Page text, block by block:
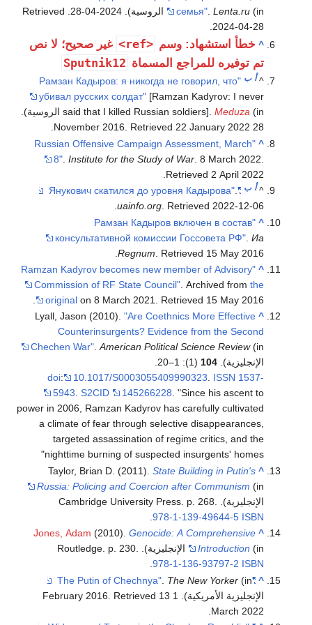
семья" .Lenta.ru (in الروسية). 2024-04-28
2024-04-28
^ خطأ استشهاد: وسم <ref>
غير صحيح؛ لا نص
تم توفيره للمراجع المسماة Sputnik12
^أ ب
"Рамзан Кадыров: я никогда не говорил, что
убивал русских солдат" [Ramzan Kadyrov: I never
said that I killed Russian soldiers].Meduza
(in الروسية).
28 November 2016
. Retrieved22 January 2022
.
^
"Russian Offensive Campaign Assessment, March
8" .Institute for the Study of War . 8 March 2022
Retrieved 2 April 2022
^أ ب "Янукович скатился до уровня Кадырова"
.
uainfo.org . Retrieved 2022-12-06
.
^
"Рамзан Кадыров включен в состав
консультативной комиссии Госсовета РФ" .Иа
Regnum . Retrieved 15 May 2016
.
^
"Ramzan Kadyrov becomes new member of Advisory
Commission of RF State Council" . Archived fromthe
original on 8 March 2021 . Retrieved 15 May 2016
^
Lyall, Jason (2010)."Are Coethnics More Effective
Counterinsurgents? Evidence from the Second
Chechen War".American Political Science Review(in
الإنجليزية). 104
(1): 1–20.
doi: 10.1017/S0003055409990323. ISSN 1537-
5943.S2CID 145266228. Since his ascent to
power in 2006, Ramzan Kadyrov has carefully cultivated
a climate of fear through selective disappearances,
targeted assassination of regime critics, and the
nighttime burning of suspected insurgents' homes
^
Taylor, Brian D. (2011).State Building in Putin's
Russia: Policing and Coercion after Communism (in
الإنجليزية). Cambridge University Press. p. 268.
ISBN
978-1-139-49644-5
.
^
Jones, Adam (2010).Genocide: A Comprehensive
Introduction (in الإنجليزية). Routledge. p. 230.
ISBN
978-1-136-93797-2
.
^
"The Putin of Chechnya"
The New Yorker (in
الإنجليزية الأمريكية). 1 February 2016
. Retrieved 13
March 2022